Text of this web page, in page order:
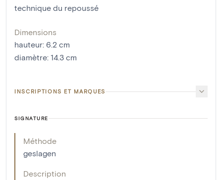
technique du repoussé
Dimensions
hauteur: 6.2 cm
diamètre: 14.3 cm
INSCRIPTIONS ET MARQUES
SIGNATURE
Méthode
geslagen
Description